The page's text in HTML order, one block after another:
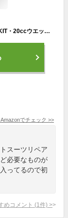
ウェットスーツリペアキット/WETSUITS REPAIR KIT・20ccウエットスーツボンド・ジャージ・スキン素材生地付【サーフィン・ウエットスーツ補...
Amazonでチェック >>
スーツリペア
必要なものが
ってるので初
めコメント (1 件) >